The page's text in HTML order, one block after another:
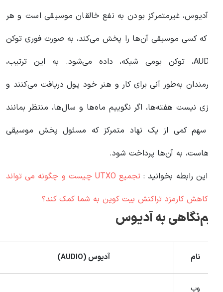
آدیوس، غیرمتمرکز بودن به نفع خالقان موسیقی است و هر
که کسی موسیقی آن‌ها را پخش می‌کند، به صورت فوری توکن
AUDIO، توکن بومی شبکه، داده می‌شود. به این ترتیب،
به‌طور آنی برای کار و هنر خود پول دریافت می‌کنند و
نیست هفته‌ها، اگر نگوییم ماه‌ها و سال‌ها، منتظر بمانند
سهم کمی از یک نهاد متمرکز که مسئول پخش موسیقی
به آن‌ها پرداخت شود.
این رابطه بخوانید‌ :
تجمیع UTXO چیست و چگونه می تواند
کاهش کارمزد تراکنش بیت کوین به شما کمک کند؟
به آدیوس
نام آدیوس (AUDIO
)
وب